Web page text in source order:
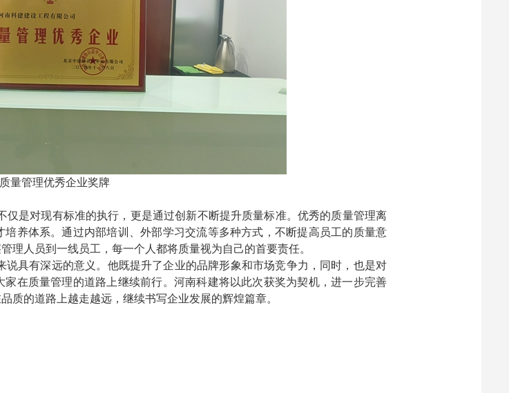
质量管理优秀企业奖牌
是对现有标准的执行，更是通过创新不断提升质量标准。优秀的质量管理离
养体系。通过内部培训、外部学习交流等多种方式，不断提高员工的质量意
理人员到一线员工，每一个人都将质量视为自己的首要责任。
具有深远的意义。他既提升了企业的品牌形象和市场竞争力，同时，也是对
在质量管理的道路上继续前行。河南科建将以此次获奖为契机，进一步完善
质的道路上越走越远，继续书写企业发展的辉煌篇章。